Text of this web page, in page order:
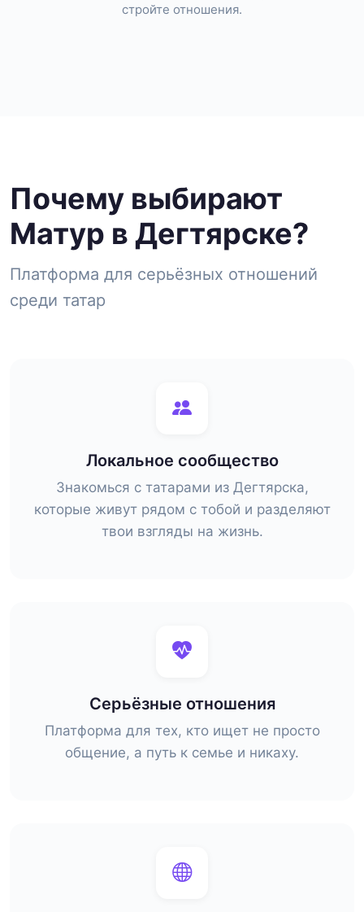
стройте отношения.
Почему выбирают
Матур в Дегтярске?
Платформа для серьёзных отношений
среди татар
Локальное сообщество
Знакомься с татарами из Дегтярска,
которые живут рядом с тобой и разделяют
твои взгляды на жизнь.
Серьёзные отношения
Платформа для тех, кто ищет не просто
общение, а путь к семье и никаху.